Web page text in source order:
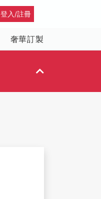
登入/註冊
奢華訂製